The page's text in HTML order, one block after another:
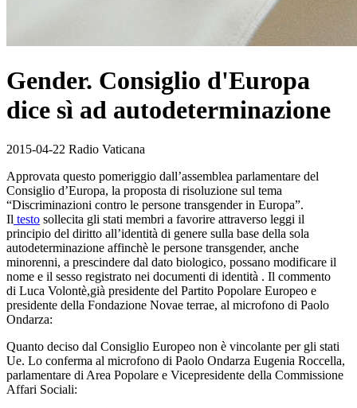
Gender. Consiglio d'Europa
dice sì ad autodeterminazione
2015-04-22 Radio Vaticana
Approvata questo pomeriggio dall’assemblea parlamentare del
Consiglio d’Europa, la proposta di risoluzione sul tema
“Discriminazioni contro le persone transgender in Europa”.
Il testo sollecita gli stati membri a favorire attraverso leggi il
principio del diritto all’identità di genere sulla base della sola
autodeterminazione affinchè le persone transgender, anche
minorenni, a prescindere dal dato biologico, possano modificare il
nome e il sesso registrato nei documenti di identità . Il commento
di Luca Volontè,già presidente del Partito Popolare Europeo e
presidente della Fondazione Novae terrae, al microfono di Paolo
Ondarza:
Quanto deciso dal Consiglio Europeo non è vincolante per gli stati
Ue. Lo conferma al microfono di Paolo Ondarza Eugenia Roccella,
parlamentare di Area Popolare e Vicepresidente della Commissione
Affari Sociali: